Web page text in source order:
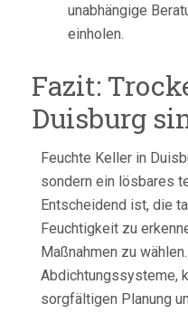
unabhängige
einholen.
Fazit:
Duisburg
Feuchte Keller in
sondern ein lösbares
Entscheidend ist, die
Feuchtigkeit zu
Maßnahmen zu
Abdichtungssysteme,
sorgfältigen Planung